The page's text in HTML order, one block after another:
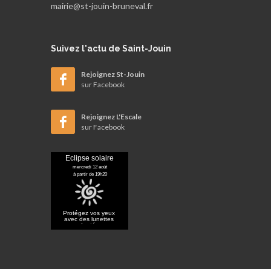
mairie@st-jouin-bruneval.fr
Suivez l'actu de Saint-Jouin
Rejoignez St-Jouin
sur Facebook
Rejoignez L'Escale
sur Facebook